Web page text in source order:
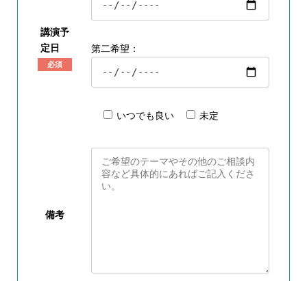
講演予
定日
必須
第二希望：
いつでも良い 未定
備考